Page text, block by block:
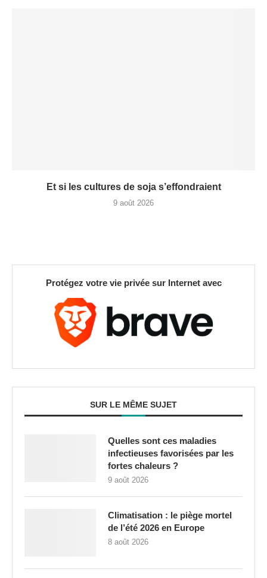
Et si les cultures de soja s’effondraient
9 août 2026
Protégez votre vie privée sur Internet avec
SUR LE MÊME SUJET
Quelles sont ces maladies
infectieuses favorisées par les
fortes chaleurs ?
9 août 2026
Climatisation : le piège mortel
de l’été 2026 en Europe
8 août 2026